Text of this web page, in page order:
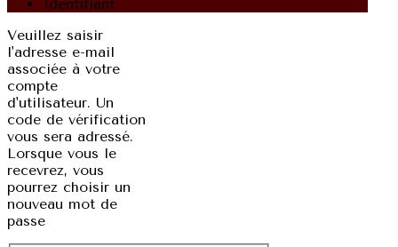
Identifiant
Veuillez saisir
l'adresse e-mail
associée à votre
compte
d'utilisateur. Un
code de vérification
vous sera adressé.
Lorsque vous le
recevrez, vous
pourrez choisir un
nouveau mot de
passe